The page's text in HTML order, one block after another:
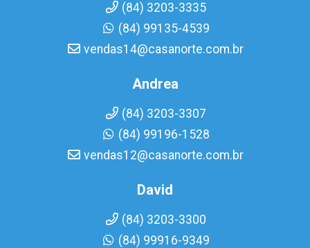
(84) 3203-3335
(84) 99135-4539
vendas14@casanorte.com.br
Andrea
(84) 3203-3307
(84) 99196-1528
vendas12@casanorte.com.br
David
(84) 3203-3300
(84) 99916-9349